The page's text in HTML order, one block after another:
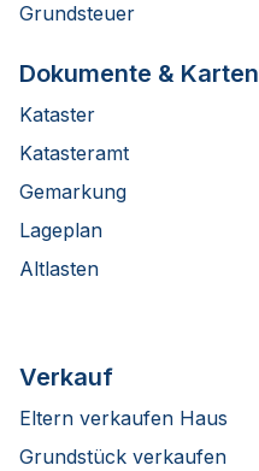
Grundsteuer
Dokumente & Karten
Kataster
Katasteramt
Gemarkung
Lageplan
Altlasten
Verkauf
Eltern verkaufen Haus
Grundstück verkaufen